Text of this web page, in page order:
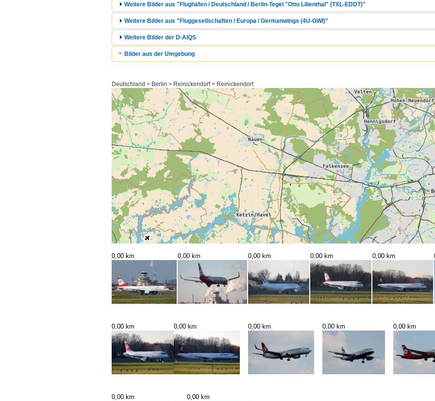
Weitere Bilder aus "Flughäfen / Deutschland / Berlin-Tegel "Otto Lilienthal" (TXL-EDDT)"
Weitere Bilder aus "Fluggesellschaften / Europa / Germanwings (4U-GWI)"
Weitere Bilder der D-AIQS
Bilder aus der Umgebung
Deutschland > Berlin > Reinickendorf > Reinickendorf
0,00 km 0,00 km 0,00 km 0,00 km 0,00 km
0,00 km 0,00 km 0,00 km 0,00 km 0,00 km
0,00 km 0,00 km